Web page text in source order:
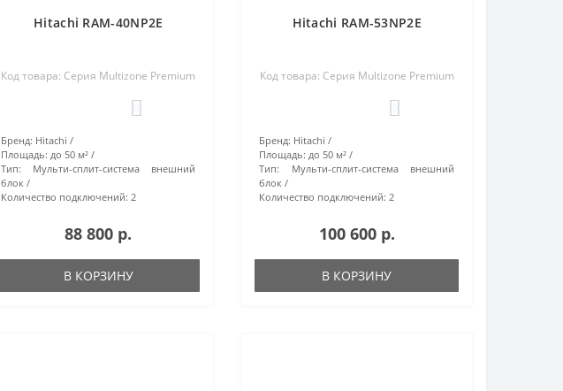
Hitachi RAM-40NP2E
Код товара: Серия Multizone Premium
Бренд: Hitachi
Площадь: до 50 м²
Тип:
Мульти-сплит-система внешний
блок
Количество подключений: 2
88 800 р.
В КОРЗИНУ
Hitachi RAM-53NP2E
Код товара: Серия Multizone Premium
Бренд: Hitachi
Площадь: до 50 м²
Тип:
Мульти-сплит-система внешний
блок
Количество подключений: 2
100 600 р.
В КОРЗИНУ